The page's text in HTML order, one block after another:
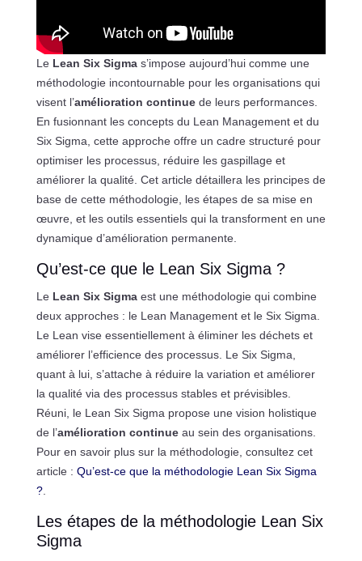
Le Lean Six Sigmas’impose aujourd’hui comme une
méthodologie incontournable pour les organisations qui
visent l’amélioration continuede leurs performances.
En fusionnant les concepts du Lean Management et du
Six Sigma, cette approche offre un cadre structuré pour
optimiser les processus, réduire les gaspillage et
améliorer la qualité. Cet article détaillera les principes de
base de cette méthodologie, les étapes de sa mise en
œuvre, et les outils essentiels qui la transforment en une
dynamique d’amélioration permanente.
Qu’est-ce que le Lean Six Sigma ?
Le Lean Six Sigmaest une méthodologie qui combine
deux approches : le Lean Management et le Six Sigma.
Le Lean vise essentiellement à éliminer les déchets et
améliorer l’efficience des processus. Le Six Sigma,
quant à lui, s’attache à réduire la variation et améliorer
la qualité via des processus stables et prévisibles.
Réuni, le Lean Six Sigma propose une vision holistique
de l’amélioration continueau sein des organisations.
Pour en savoir plus sur la méthodologie, consultez cet
article : Qu’est-ce que la méthodologie Lean Six Sigma
?.
Les étapes de la méthodologie Lean Six
Sigma